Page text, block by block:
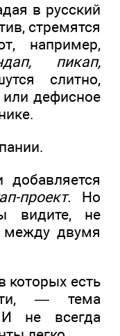
в русский
стремятся
например,
пикап,
слитно,
дефисное
проект. Но
видите, не
между двумя
которых есть
— тема
И не всегда